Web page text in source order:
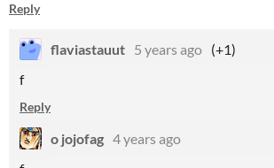
Reply
flaviastauut 5 years ago (+1)
f
Reply
o jojofag 4 years ago